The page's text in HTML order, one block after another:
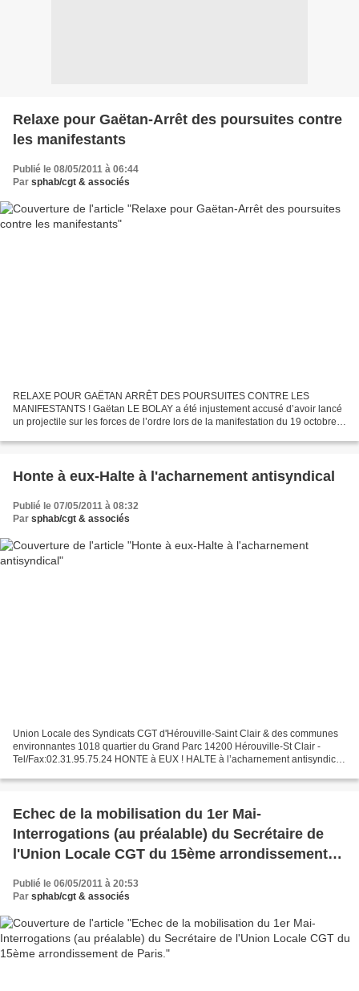
Relaxe pour Gaëtan-Arrêt des poursuites contre
les manifestants
Publié le 08/05/2011 à 06:44
Par sphab/cgt & associés
RELAXE POUR GAËTAN ARRÊT DES POURSUITES CONTRE LES
MANIFESTANTS ! Gaëtan LE BOLAY a été injustement accusé d’avoir lancé
un projectile sur les forces de l’ordre lors de la manifestation du 19 octobre
Honte à eux-Halte à l'acharnement antisyndical
Publié le 07/05/2011 à 08:32
Par sphab/cgt & associés
Union Locale des Syndicats CGT d'Hérouville-Saint Clair & des communes
environnantes 1018 quartier du Grand Parc 14200 Hérouville-St Clair -
Tel/Fax:02.31.95.75.24 HONTE à EUX ! HALTE à l’acharnement antisyndical
Echec de la mobilisation du 1er Mai-
Interrogations (au préalable) du Secrétaire de
l'Union Locale CGT du 15ème arrondissement
Publié le 06/05/2011 à 20:53
Par sphab/cgt & associés